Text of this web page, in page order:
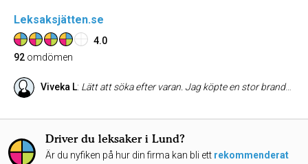
Leksaksjätten.se
4.0
92 omdömen
Viveka L: Lätt att söka efter varan. Jag köpte en stor brandbil. Fungerade bra att beställa och det bästa av allt att få en faktura från Klarna via email i stället för att betala med kort i förväg.
Driver du leksaker i Lund?
Är du nyfiken på hur din firma kan bli ett rekommenderat